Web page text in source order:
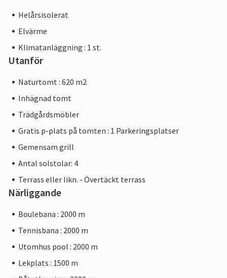
Helårsisolerat
Elvärme
Klimatanläggning : 1 st.
Utanför
Naturtomt : 620 m2
Inhägnad tomt
Trädgårdsmöbler
Gratis p-plats på tomten : 1 Parkeringsplatser
Gemensam grill
Antal solstolar: 4
Terrass eller likn. - Övertäckt terrass
Närliggande
Boulebana : 2000 m
Tennisbana : 2000 m
Utomhus pool : 2000 m
Lekplats : 1500 m